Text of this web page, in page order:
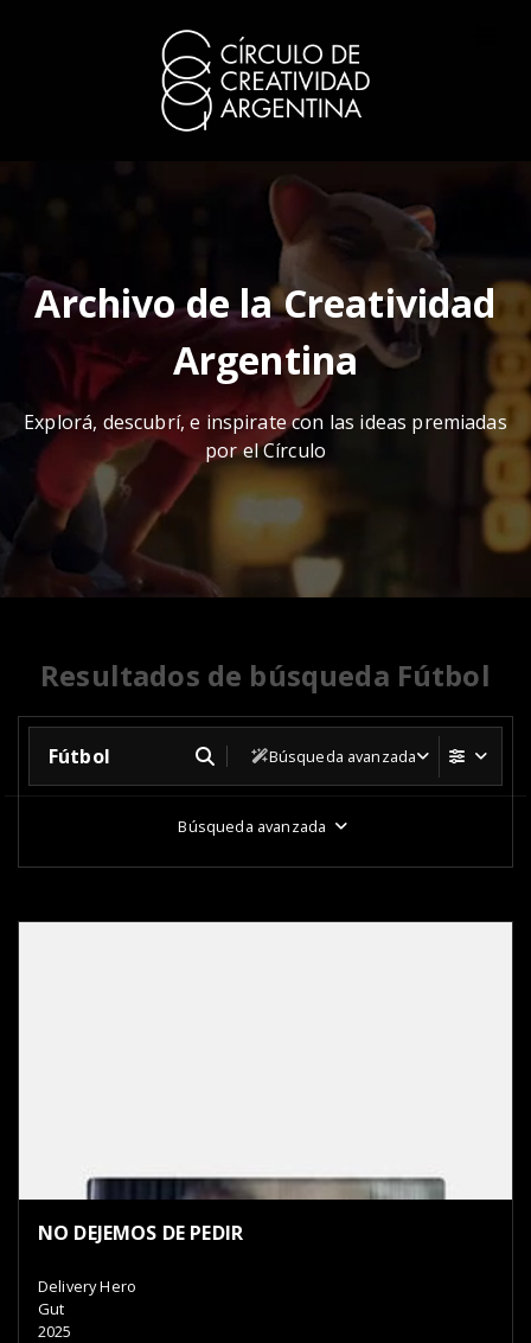
Archivo de la Creatividad
Argentina
Explorá, descubrí, e inspirate con las ideas premiadas
por el Círculo
Resultados de búsqueda Fútbol
Búsqueda avanzada
Búsqueda avanzada
NO DEJEMOS DE PEDIR
Delivery Hero
Gut
2025